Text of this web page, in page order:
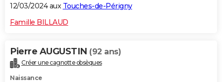
12/03/2024 aux Touches-de-Périgny
Famille BILLAUD
Pierre AUGUSTIN (92 ans)
Créer une cagnotte obsèques
Naissance